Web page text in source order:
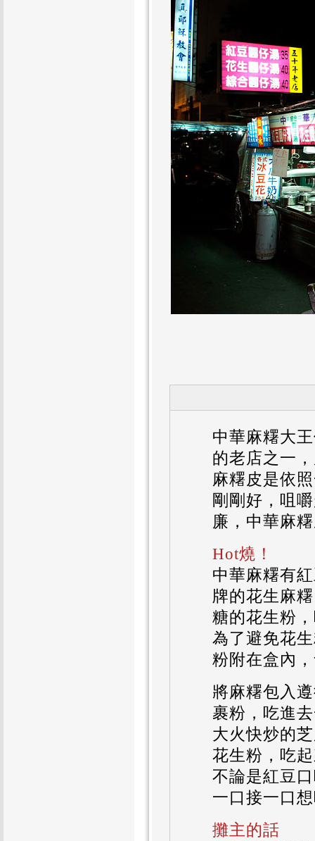
中華麻糬大
的老店之一
麻糬皮是依
剛剛好，咀
廉，中華麻
Hot燒！
中華麻糬有
牌的花生麻
糖的花生粉
為了避免花
粉附在盒內
將麻糬包入
裹粉，吃進
大火快炒的
花生粉，吃
不論是紅豆
一口接一口
攤主的話